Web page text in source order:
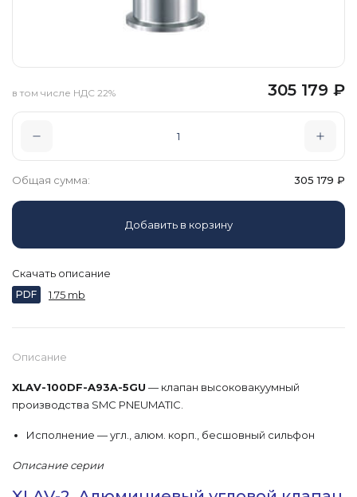
Описание
XLAV-100DF-A93A-5GU — клапан высоковакуумный
производства SMC PNEUMATIC.
Исполнение — угл., алюм. корп., бесшовный сильфон
Описание серии
305 179 ₽
в том числе НДС 22%
Общая сумма: 305 179 ₽
Добавить в корзину
Скачать описание
PDF 1.75 mb